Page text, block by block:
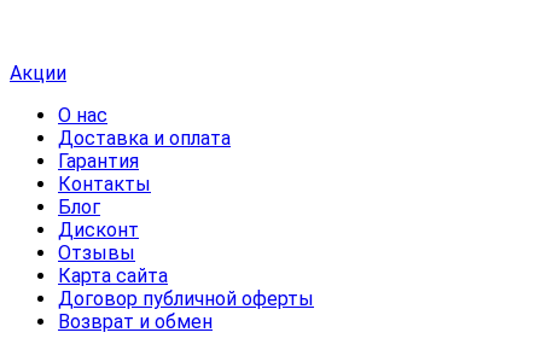
Акции
О нас
Доставка и оплата
Гарантия
Контакты
Блог
Дисконт
Отзывы
Карта сайта
Договор публичной оферты
Возврат и обмен